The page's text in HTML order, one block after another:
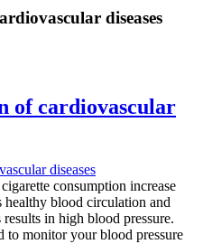
diseases
of cardiovascular
consumption increase
blood circulation and
in high blood pressure.
to monitor your blood pressure